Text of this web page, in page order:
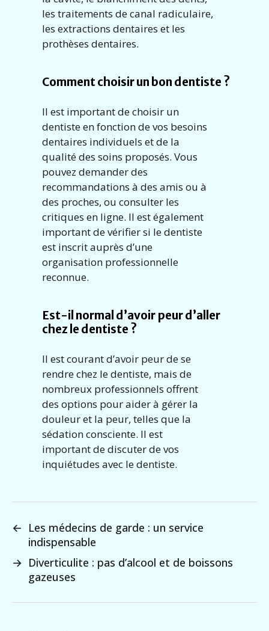
les traitements de canal radiculaire,
les extractions dentaires et les
prothèses dentaires.
Comment choisir un bon dentiste ?
Il est important de choisir un
dentiste en fonction de vos besoins
dentaires individuels et de la
qualité des soins proposés. Vous
pouvez demander des
recommandations à des amis ou à
des proches, ou consulter les
critiques en ligne. Il est également
important de vérifier si le dentiste
est inscrit auprès d’une
organisation professionnelle
reconnue.
Est-il normal d’avoir peur d’aller
chez le dentiste ?
Il est courant d’avoir peur de se
rendre chez le dentiste, mais de
nombreux professionnels offrent
des options pour aider à gérer la
douleur et la peur, telles que la
sédation consciente. Il est
important de discuter de vos
inquiétudes avec le dentiste.
← Les médecins de garde : un service
indispensable
→ Diverticulite : pas d’alcool et de boissons
gazeuses